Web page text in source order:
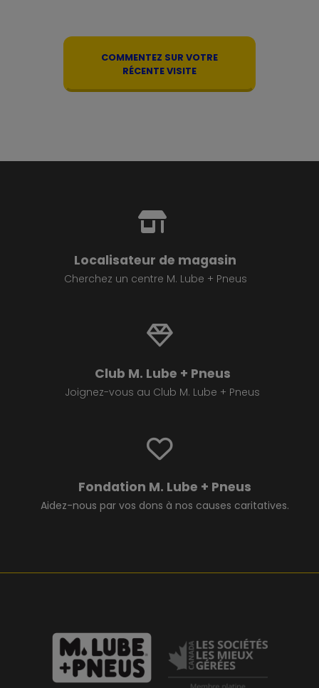
COMMENTEZ SUR VOTRE
RÉCENTE VISITE
Localisateur de magasin
Cherchez un centre M. Lube + Pneus
Club M. Lube + Pneus
Joignez-vous au Club M. Lube + Pneus
Fondation M. Lube + Pneus
Aidez-nous par vos dons à nos causes caritatives.